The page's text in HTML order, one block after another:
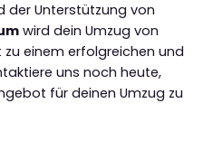
der Unterstützung von
wird dein Umzug von
einem erfolgreichen und
uns noch heute,
für deinen Umzug zu